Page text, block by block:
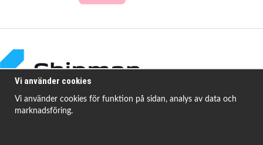
Vi använder cookies
Vi använder cookies för funktion på sidan, analys av data och
marknadsföring.